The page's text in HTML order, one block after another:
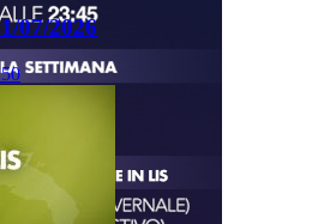
07/2026